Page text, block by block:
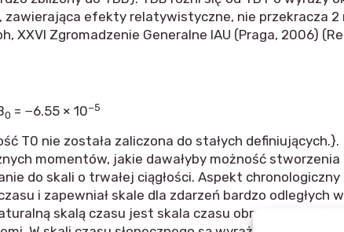
zawierająca efekty relatywistyczne, nie przekracza 2
XXVI Zgromadzenie Generalne IAU (Praga, 2006)
0 = −6.55 × 10−5
T0 nie została zaliczona do stałych definiujących.}.
momentów, jakie dawałyby możność
do skali o trwałej ciągłości. Aspekt
i zapewniał skale dla zdarzeń bardzo odległych
skalą czasu jest skala czasu obrotowego